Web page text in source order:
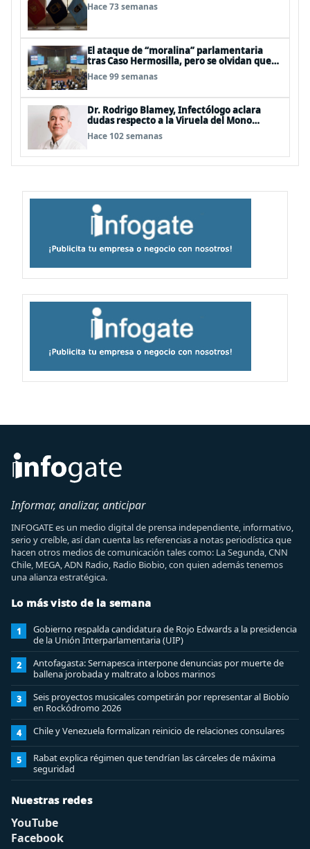
Hace 73 semanas
El ataque de “moralina” parlamentaria
tras Caso Hermosilla, pero se olvidan que
son los peor evaluados
Hace 99 semanas
Dr. Rodrigo Blamey, Infectólogo aclara
dudas respecto a la Viruela del Mono
(MPOX)
Hace 102 semanas
Informar, analizar, anticipar
INFOGATE es un medio digital de prensa independiente, informativo,
serio y creíble, así dan cuenta las referencias a notas periodística que
hacen otros medios de comunicación tales como: La Segunda, CNN
Chile, MEGA, ADN Radio, Radio Biobio, con quien además tenemos
una alianza estratégica.
Lo más visto de la semana
1
Gobierno respalda candidatura de Rojo Edwards a la presidencia
de la Unión Interparlamentaria (UIP)
2
Antofagasta: Sernapesca interpone denuncias por muerte de
ballena jorobada y maltrato a lobos marinos
3
Seis proyectos musicales competirán por representar al Biobío
en Rockódromo 2026
4 Chile y Venezuela formalizan reinicio de relaciones consulares
5
Rabat explica régimen que tendrían las cárceles de máxima
seguridad
Nuestras redes
YouTube
Facebook